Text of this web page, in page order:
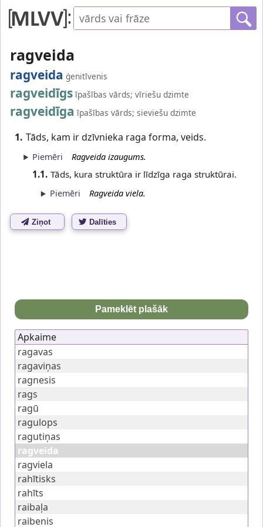
ragveida
ragveida ģenitīvenis
ragveidīgs īpašības vārds; vīriešu dzimte
ragveidīga īpašības vārds; sieviešu dzimte
1. Tāds, kam ir dzīvnieka raga forma, veids.
Piemēri Ragveida izaugums.
1.1. Tāds, kura struktūra ir līdzīga raga struktūrai.
Piemēri Ragveida viela.
Ziņot Dalīties
Pameklēt plašāk
Apkaime
ragavas
ragaviņas
ragnesis
rags
ragū
ragulops
ragutiņas
ragveida
ragviela
rahītisks
rahīts
raibaļa
raibenis